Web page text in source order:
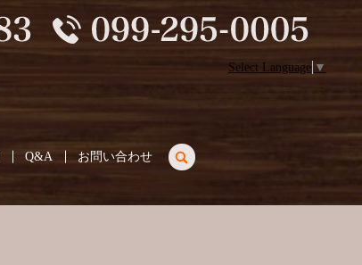
Q&A お問い合わせ search
Select Language ▼